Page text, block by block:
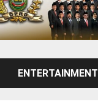
ENTERTAINMENT